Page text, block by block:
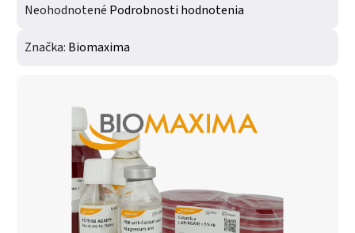
Priemerné hodnotenie produktu je 0,0 z 5 hviezdičiek.
Neohodnotené Podrobnosti hodnotenia
Značka: Biomaxima